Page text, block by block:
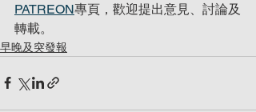
PATREON專頁，歡迎提出意見、討論及
轉載。
早晚及突發報